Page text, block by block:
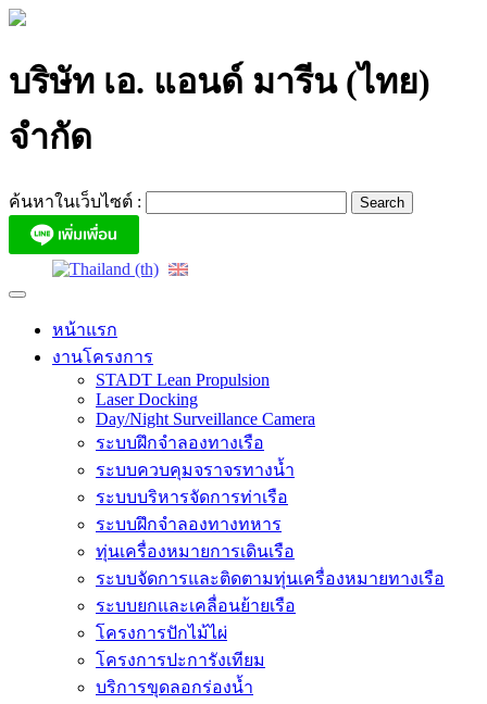
Skip
บริษัท เอ. แอนด์ มารีน (ไทย)
จำกัด
ค้นหาในเว็บไซต์ :
หน้าแรก
งานโครงการ
STADT Lean Propulsion
Laser Docking
Day/Night Surveillance Camera
ระบบฝึกจำลองทางเรือ
ระบบควบคุมจราจรทางน้ำ
ระบบบริหารจัดการท่าเรือ
ระบบฝึกจำลองทางทหาร
ทุ่นเครื่องหมายการเดินเรือ
ระบบจัดการและติดตามทุ่นเครื่องหมายทางเรือ
ระบบยกและเคลื่อนย้ายเรือ
โครงการปักไม้ไผ่
โครงการปะการังเทียม
บริการขุดลอกร่องน้ำ